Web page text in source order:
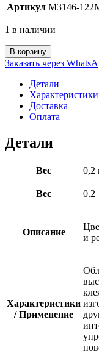
Артикул M3146-
1 в наличии
В корзину
Заказать через
Детали
Доставка
Оплата
Детали
Вес 0,2
Вес 0.2
Описание
и
Характеристики
/ Применение